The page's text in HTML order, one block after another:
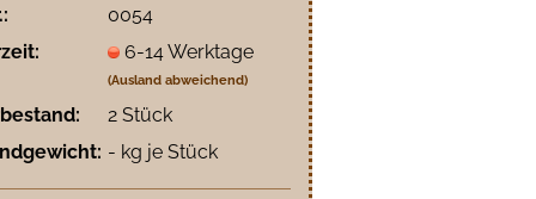
0054
6-14 Werktage
(Ausland abweichend)
2Stück
- kg je Stück